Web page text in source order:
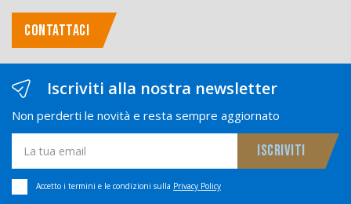
CONTATTACI
Iscriviti alla nostra newsletter
Non perderti le novità e resta sempre aggiornato
Accetto i termini e le condizioni sulla Privacy Policy